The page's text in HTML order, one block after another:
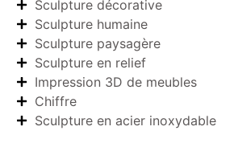
Sculpture décorative
Sculpture humaine
Sculpture paysagère
Sculpture en relief
Impression 3D de meubles
Chiffre
Sculpture en acier inoxydable